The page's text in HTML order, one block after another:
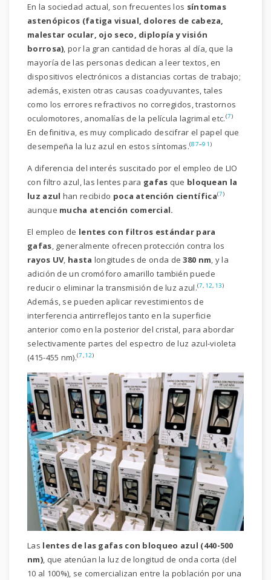
En la sociedad actual, son frecuentes los síntomas
astenópicos (fatiga visual, dolores de cabeza,
malestar ocular, ojo seco, diplopía y visión
borrosa), por la gran cantidad de horas al día, que la
mayoría de las personas dedican a leer textos, en
dispositivos electrónicos a distancias cortas de trabajo;
además, existen otras causas coadyuvantes, tales
como los errores refractivos no corregidos, trastornos
oculomotores, anomalías de la película lagrimal etc.(7)
En definitiva, es muy complicado descifrar el papel que
desempeña la luz azul en estos síntomas.(87–91 )
A diferencia del interés suscitado por el empleo de LIO
con filtro azul, las lentes para gafas que bloquean la
luz azul han recibido poca atención científica(7)
aunque mucha atención comercial.
El empleo de lentes con filtros estándar para
gafas, generalmente ofrecen protección contra los
rayos UV, hasta longitudes de onda de380 nm, y la
adición de un cromóforo amarillo también puede
reducir o eliminar la transmisión de luz azul.(7, 12, 13)
Además, se pueden aplicar revestimientos de
interferencia antirreflejos tanto en la superficie
anterior como en la posterior del cristal, para abordar
selectivamente partes del espectro de luz azul-violeta
(415-455 nm).(7,12)
Las lentes de las gafas con bloqueo azul (440-500
nm), que atenúan la luz de longitud de onda corta (del
10 al 100%), se comercializan entre la población por una